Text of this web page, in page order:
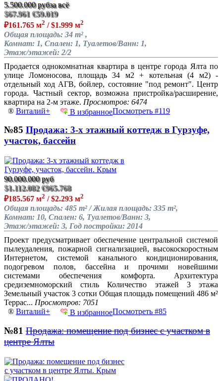
5.500.000 рубза всё
$67.961 €59.019
₽161.765 м2 / $1.999 м2
Общая площадь: 34 m² ,
Комнат: 1, Спален: 1, Туалетов/Ванн: 1,
Этаж/этажей: 2/2
Продается однокомнатная квартира в центре города Ялта по
улице Ломоносова, площадь 34 м2 + котельная (4 м2) -
отдельный ход АГВ, бойлер, состояние "под ремонт". Центр
города. Частный сектор, возможна пристройка/расширение,
квартира на 2-м этаже. Просмотров: 6474
® Виталий+ В избранноеПосмотреть #119
№85 Продажа: 3-х этажный коттедж в Гурзуфе,
участок, бассейн
90.000.000 руб
$1.112.082 €965.768
₽185.567 м2 / $2.293 м2
Общая площадь: 485 m² / Жилая площадь: 335 m²,
Комнат: 10, Спален: 6, Туалетов/Ванн: 3,
Этаж/этажей: 3, Год постройки: 2014
Проект предусматривает обеспечение центральной системой
пылеудаления, пожарной сигнализацией, высокоскоростным
Интернетом, системой канального кондиционирования,
подогревом полов, бассейна и прочими новейшими
системами обеспечения комфорта. Архитектура
средиземноморский стиль Количество этажей 3 этажа
Земельный участок 3 сотки Общая площадь помещений 486 м²
Террас... Просмотров: 7051
® Виталий+ В избранноеПосмотреть #85
№81 Продажа: помещение под бизнес с участком в
центре Ялты